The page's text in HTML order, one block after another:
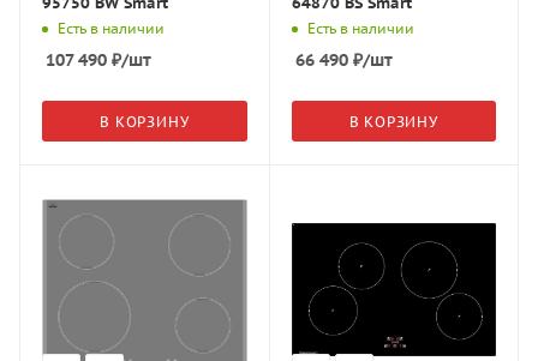
Есть в наличии
107 490 ₽/шт
В КОРЗИНУ
Есть в наличии
66 490₽/шт
В КОРЗИНУ